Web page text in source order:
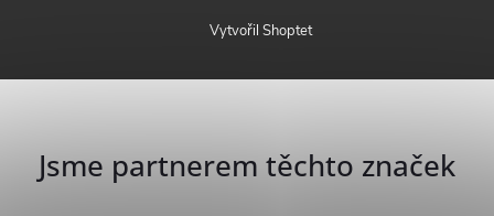
Vytvořil Shoptet
Jsme partnerem těchto značek